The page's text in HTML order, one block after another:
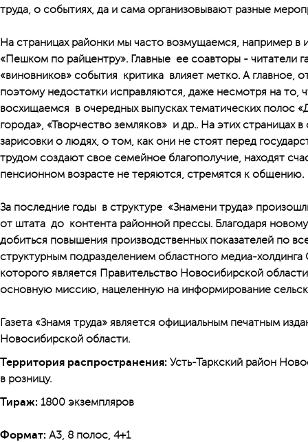
труда, о событиях, да и сама организовывают разные
На страницах районки мы часто возмущаемся, например
«Пешком по райцентру». Главные ее соавторы - читатели
«виновников» события критика влияет метко. А главное,
поэтому недостатки исправляются, даже несмотря на то,
восхищаемся в очередных выпусках тематических полос
города», «Творчество земляков» и др.. На этих страницах
зарисовки о людях, о том, как они не стоят перед
трудом создают свое семейное благополучие, находят
пенсионном возрасте не теряются, стремятся к общению.
За последние годы в структуре «Знамени труда»
от штата до контента районной прессы. Благодаря новому
добиться повышения производственных показателей по
структурным подразделением областного медиа-
которого является Правительство Новосибирской
основную миссию, нацеленную на информирование
Газета «Знамя труда» является официальным печатным
Новосибирской области.
Территория распространения: Усть-Таркский район
в розницу.
Тираж: 1800 экземпляров
Формат: А3, 8 полос, 4+1